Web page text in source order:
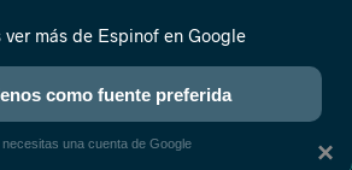
NUEVO
REALITY ANIME RANKINGS CINE ×
ver más de Espinof en Google
como fuente preferida
necesitas una cuenta de Google